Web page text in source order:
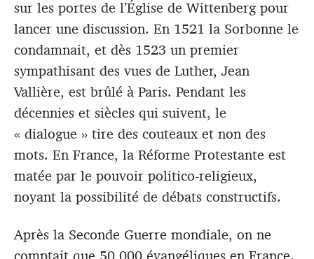
sur les portes de l’Église de Wittenberg pour
lancer une discussion. En 1521 la Sorbonne le
condamnait, et dès 1523 un premier
sympathisant des vues de Luther, Jean
Vallière, est brûlé à Paris. Pendant les
décennies et siècles qui suivent, le
« dialogue » tire des couteaux et non des
mots. En France, la Réforme Protestante est
matée par le pouvoir politico-religieux,
noyant la possibilité de débats constructifs.
Après la Seconde Guerre mondiale, on ne
comptait que 50 000 évangéliques en France.